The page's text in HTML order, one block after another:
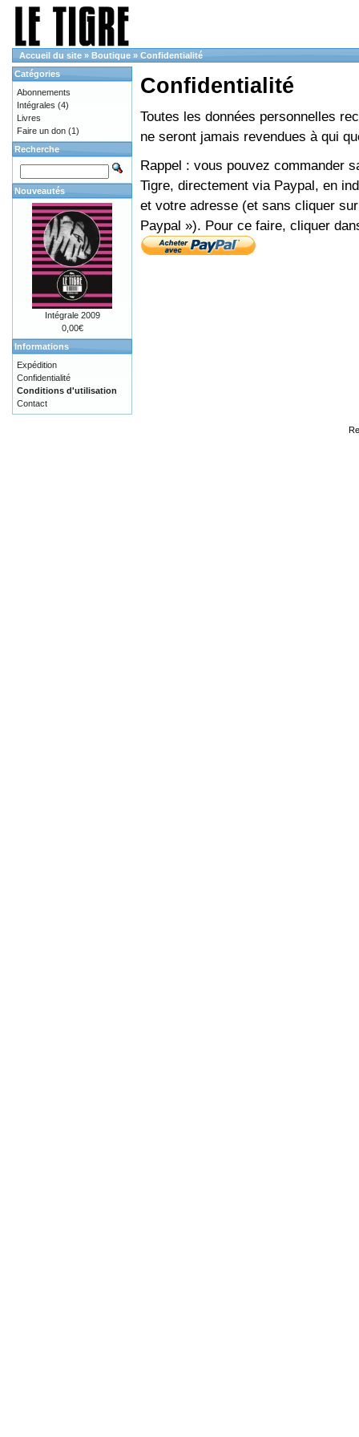
Accueil du site » Boutique » Confidentialité
Confidentialité
Toutes les données personnelles
ne seront jamais revendues à qui
Rappel : vous pouvez commander
Tigre, directement via Paypal, en
et votre adresse (et sans cliquer
Paypal »). Pour ce faire, cliquer
Catégories
Abonnements
Intégrales (4)
Livres
Faire un don (1)
Recherche
Nouveautés
Intégrale 2009
0,00€
Informations
Expédition
Confidentialité
Conditions d'utilisation
Contact